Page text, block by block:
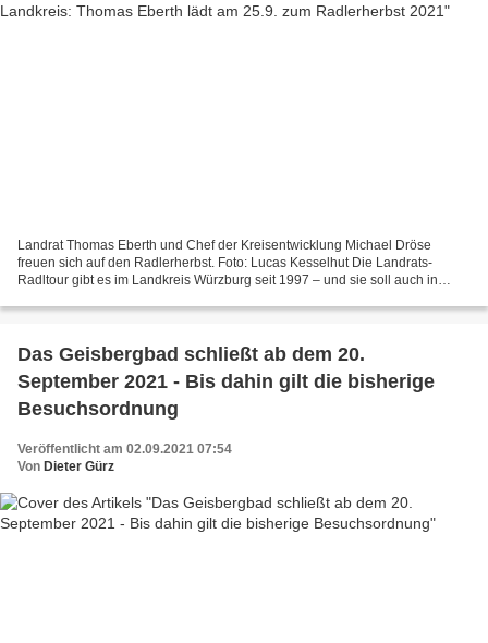
Landrat Thomas Eberth und Chef der Kreisentwicklung Michael Dröse
freuen sich auf den Radlerherbst. Foto: Lucas Kesselhut Die Landrats-
Radltour gibt es im Landkreis Würzburg seit 1997 – und sie soll auch in
Das Geisbergbad schließt ab dem 20.
September 2021 - Bis dahin gilt die bisherige
Besuchsordnung
Veröffentlicht am 02.09.2021 07:54
Von Dieter Gürz